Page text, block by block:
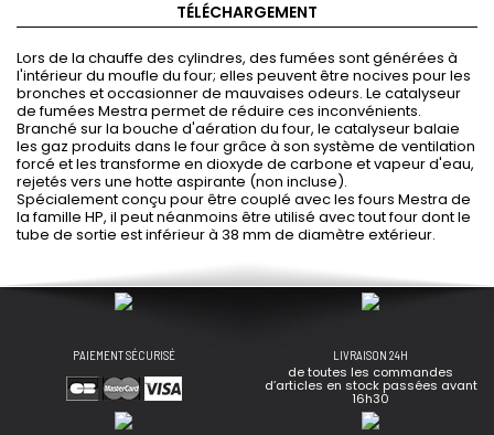
TÉLÉCHARGEMENT
Lors de la chauffe des cylindres, des fumées sont générées à
l'intérieur du moufle du four; elles peuvent être nocives pour les
bronches et occasionner de mauvaises odeurs. Le catalyseur
de fumées Mestra permet de réduire ces inconvénients.
Branché sur la bouche d'aération du four, le catalyseur balaie
les gaz produits dans le four grâce à son système de ventilation
forcé et les transforme en dioxyde de carbone et vapeur d'eau,
rejetés vers une hotte aspirante (non incluse).
Spécialement conçu pour être couplé avec les fours Mestra de
la famille HP, il peut néanmoins être utilisé avec tout four dont le
tube de sortie est inférieur à 38 mm de diamètre extérieur.
PAIEMENT SÉCURISÉ LIVRAISON 24H
de toutes les commandes
d’articles en stock passées avant
16h30